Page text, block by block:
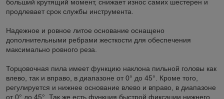
больший крутящий момент, снижает износ самих шестерен и
продлевает срок службы инструмента.
Надежное и ровное литое основание оснащено
дополнительными ребрами жесткости для обеспечения
максимально ровного реза.
Торцовочная пила имеет функцию наклона пильной головы как
влево, так и вправо, в диапазоне от 0° до 45°. Кроме того,
регулируется и нижнее основание влево и вправо, в диапазоне
от 0° до 45°. Так же есть функция быстрой фиксации нижнего